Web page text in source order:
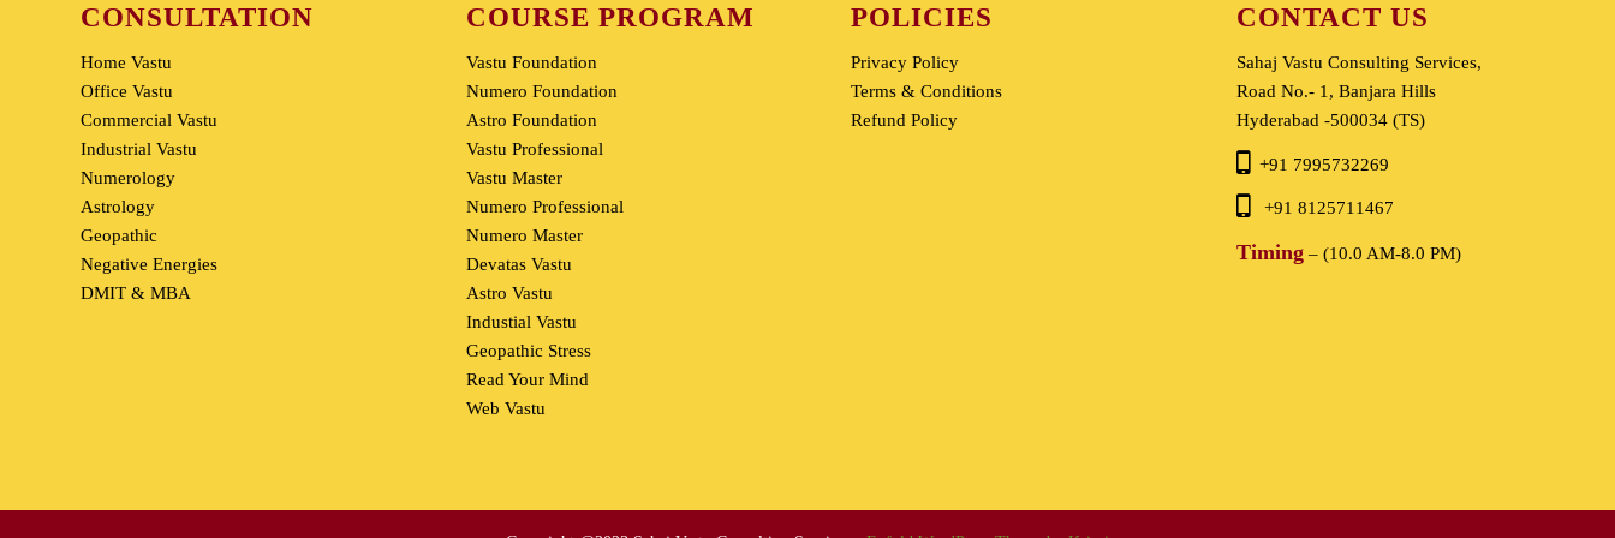
CONSULTATION
Home Vastu
Office Vastu
Commercial Vastu
Industrial Vastu
Numerology
Astrology
Geopathic
Negative Energies
DMIT & MBA
COURSE PROGRAM
Vastu Foundation
Numero Foundation
Astro Foundation
Vastu Professional
Vastu Master
Numero Professional
Numero Master
Devatas Vastu
Astro Vastu
Industial Vastu
Geopathic Stress
Read Your Mind
Web Vastu
POLICIES
Privacy Policy
Terms & Conditions
Refund Policy
CONTACT US
Sahaj Vastu Consulting Services,
Road No.- 1, Banjara Hills
Hyderabad -500034 (TS)
+91 7995732269
+91 8125711467
Timing– (10.0 AM-8.0 PM)